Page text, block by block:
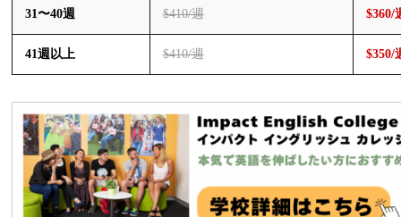
31〜40週 $410/週 $360/
41週以上 $410/週 $350/